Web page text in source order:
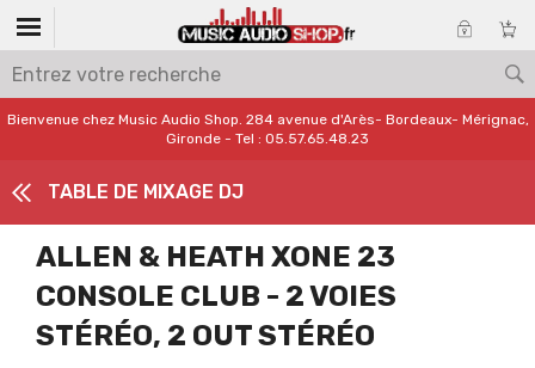
Bienvenue chez Music Audio Shop. 284 avenue d'Arès- Bordeaux- Mérignac,
Gironde - Tel : 05.57.65.48.23
TABLE DE MIXAGE DJ
ALLEN & HEATH XONE 23
CONSOLE CLUB - 2 VOIES
STÉRÉO, 2 OUT STÉRÉO